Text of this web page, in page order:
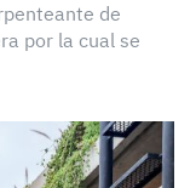
de
por la cual se